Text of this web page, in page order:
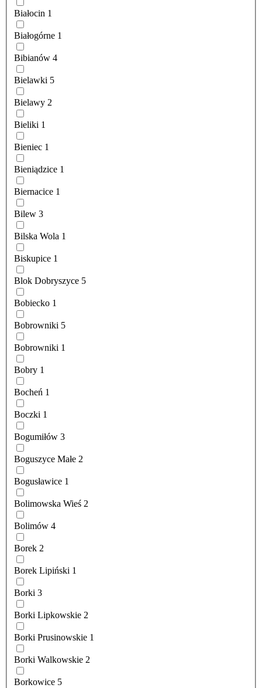
Białocin 1
Białogórne 1
Bibianów 4
Bielawki 5
Bielawy 2
Bieliki 1
Bieniec 1
Bieniądzice 1
Biernacice 1
Bilew 3
Bilska Wola 1
Biskupice 1
Blok Dobryszyce 5
Bobiecko 1
Bobrowniki 5
Bobrowniki 1
Bobry 1
Bocheń 1
Boczki 1
Bogumiłów 3
Boguszyce Małe 2
Bogusławice 1
Bolimowska Wieś 2
Bolimów 4
Borek 2
Borek Lipiński 1
Borki 3
Borki Lipkowskie 2
Borki Prusinowskie 1
Borki Walkowskie 2
Borkowice 5